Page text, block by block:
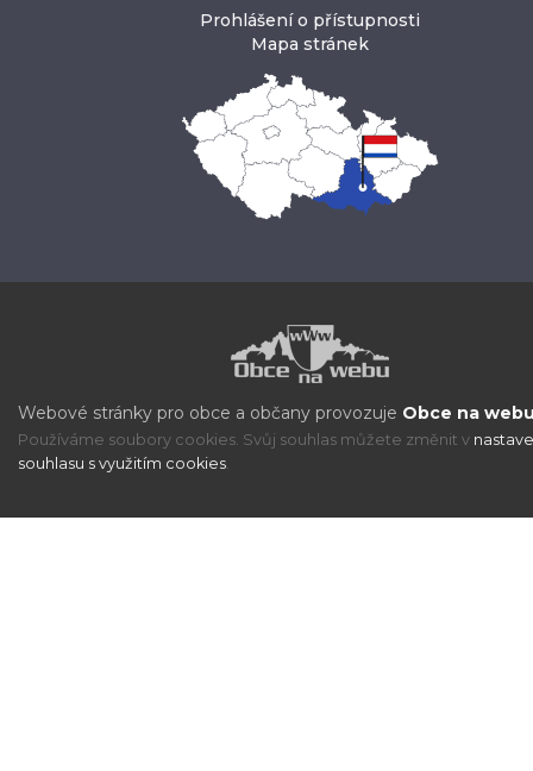
Prohlášení o přístupnosti
Mapa stránek
Webové stránky pro obce a občany provozuje Obce na
Používáme soubory cookies. Svůj souhlas můžete změnit v
souhlasu s využitím cookies